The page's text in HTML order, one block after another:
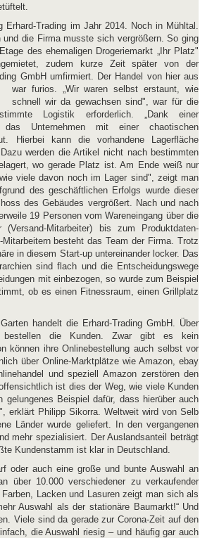
Erhard-Trading im Jahr 2014. Noch in Mühltal.
die Firma musste sich vergrößern. So ging
des ehemaligen Drogeriemarkt „Ihr Platz"
zudem kurze Zeit später von der
GmbH umfirmiert. Der Handel von hieraus
war furios. „Wir waren selbst erstaunt, wie
schnell wir da gewachsen sind", war für die
Logistik erforderlich. „Dank einer
das Unternehmen mit einer chaotischen
Hierbei kann die vorhandene Lagerfläche
werden die Artikel nicht nach bestimmten
wo gerade Platz ist. Am Ende weiß nur
viele davon noch im Lager sind", zeigt man
des geschäftlichen Erfolgs wurde dieser
des Gebäudes vergrößert. Nach und nach
19 Personen vom Wareneingang über die
Mitarbeiter) bis zum Produktdaten-
besteht das Team der Firma. Trotz
in diesem Start-up untereinander locker. Das
sind flach und die Entscheidungswege
mit einbezogen, so wurde zum Beispiel
ob es einen Fitnessraum, einen Grillplatz
handelt die Erhard-Trading GmbH. Über
bestellen die Kunden. Zwar gibt es kein
können ihre Onlinebestellung auch selbst vor
über Online-Marktplätze wie Amazon, ebay
und speziell Amazon zerstören den
ist dies der Weg, wie viele Kunden
Beispiel dafür, dass hierüber auch
erklärt Philipp Sikorra. Weltweit wird von Selb
Länder wurde geliefert. In den vergangenen
mehr spezialisiert. Der Auslandsanteil beträgt
Kundenstamm ist klar in Deutschland.
oder auch eine große und bunte Auswahl an
über 10.000 verschiedener zu verkaufender
Lacken und Lasuren zeigt man sich als
Auswahl als der stationäre Baumarkt!“ Und
Viele sind da gerade zur Corona-Zeit auf den
die Auswahl riesig – und häufig gar auch